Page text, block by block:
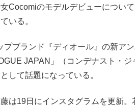
Cocomiのモデルデビューについ
いる。
ブランド『ディオール』の新ア
JAPAN」（コンデナスト・
して話題になっている。
は19日にインスタグラムを更新。